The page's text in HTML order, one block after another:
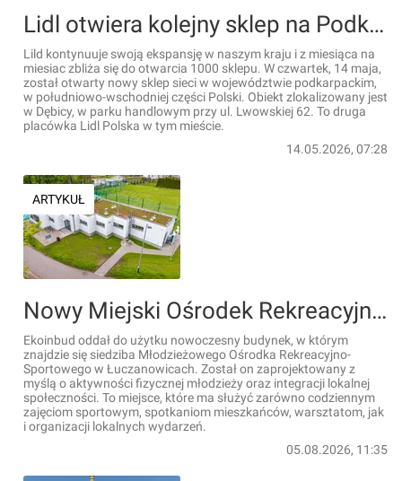
Lidl otwiera kolejny sklep na Podkarpaciu. Coraz bliżej otwarcia 1000 sklepu w Polsce
Lild kontynuuje swoją ekspansję w naszym kraju i z miesiąca na
miesiac zbliża się do otwarcia 1000 sklepu. W czwartek, 14 maja,
został otwarty nowy sklep sieci w województwie podkarpackim,
w południowo-wschodniej części Polski. Obiekt zlokalizowany jest
w Dębicy, w parku handlowym przy ul. Lwowskiej 62. To druga
placówka Lidl Polska w tym mieście.
14.05.2026, 07:28
ARTYKUŁ
Nowy Miejski Ośrodek Rekreacyjno-Sportowy w Krakowie został oddany do użytku [ZDJĘCIA]
Ekoinbud oddał do użytku nowoczesny budynek, w którym
znajdzie się siedziba Młodzieżowego Ośrodka Rekreacyjno-
Sportowego w Łuczanowicach. Został on zaprojektowany z
myślą o aktywności fizycznej młodzieży oraz integracji lokalnej
społeczności. To miejsce, które ma służyć zarówno codziennym
zajęciom sportowym, spotkaniom mieszkańców, warsztatom, jak
i organizacji lokalnych wydarzeń.
05.08.2026, 11:35